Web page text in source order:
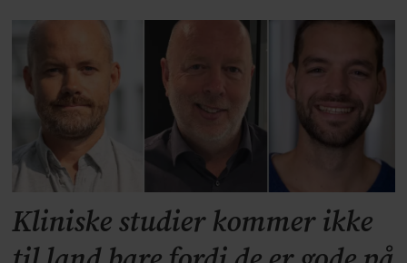
Kliniske studier kommer ikke